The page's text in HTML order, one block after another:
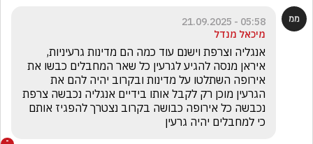
05:58 - 21.09.2025
מיכאל מנדל
כי למחבלים יהיה גרעין